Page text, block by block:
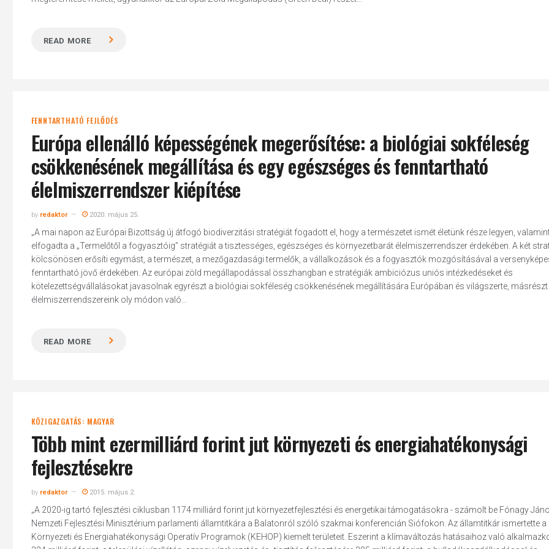
READ MORE
FENNTARTHATÓ FEJLŐDÉS
Európa ellenálló képességének megerősítése: a biológiai sokféleség
csökkenésének megállítása és egy egészséges és fenntartható
élelmiszerrendszer kiépítése
by redaktor 2020. május 25.
„A mai napon az Európai Bizottság új átfogó biodiverzitási stratégiát fogadott el, hogy a természetet ismét életünk része legyen,
elfogadta a „Termelőtől a fogyasztóig” stratégiát a tisztességes, egészséges és környezetbarát élelmiszerrendszer érdekében. A két
kölcsönösen erősíti egymást, a természet, a mezőgazdasági termelők, a vállalkozások és a fogyasztók mozgósításával a
fenntartható jövő érdekében. Az európai zöld megállapodással összhangban e stratégiák ambiciózus uniós intézkedéseket és
kötelezettségvállalásokat javasolnak egyrészt a biológiai sokféleség csökkenésének megállítására Európában és világszerte, másrészt
élelmiszerrendszereink oly módon való...
READ MORE
KÖZIGAZGATÁS: MAGYAR
Több mint ezermilliárd forint jut környezeti és energiahatékonysági
fejlesztésekre
by redaktor 2015. május 2.
„A 2020-ig tartó fejlesztési ciklusban 1174 milliárd forint jut környezetfejlesztési és energetikai támogatásokra - számolt be Fónagy
Nemzeti Fejlesztési Minisztérium parlamenti államtitkára a Balatonról szóló szakmai konferencián Siófokon. Az államtitkár ismertette a
Környezeti és Energiahatékonysági Operatív Programok (KEHOP) kiemelt területeit. Eszerint a klímaváltozás hatásaihoz való